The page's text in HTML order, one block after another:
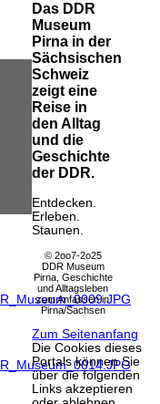
Das DDR
Museum
Pirna in der
Sächsischen
Schweiz
zeigt eine
Reise in
den Alltag
und die
Geschichte
der DDR.
Entdecken.
Erleben.
Staunen.
© 2oo7-2o25
DDR Museum
Pirna, Geschichte
und Alltagsleben
zum Anfassen in
Pirna/Sachsen
Zum Seitenanfang
Die Cookies dieses
Portals können Sie
über die folgenden
Links akzeptieren